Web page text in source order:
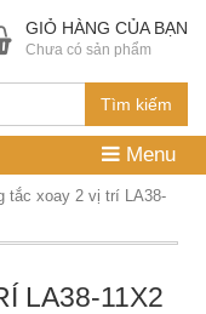
Tìm kiếm
GIỎ HÀNG CỦA BẠN
Chưa có sản phẩm
Menu
tắc xoay 2 vị trí LA38-
LA38-11X2